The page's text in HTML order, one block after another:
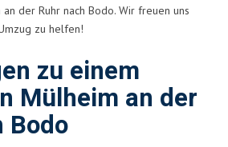
der Ruhr nach Bodo. Wir freuen uns
zu helfen!
zu einem
Mülheim an der
Bodo